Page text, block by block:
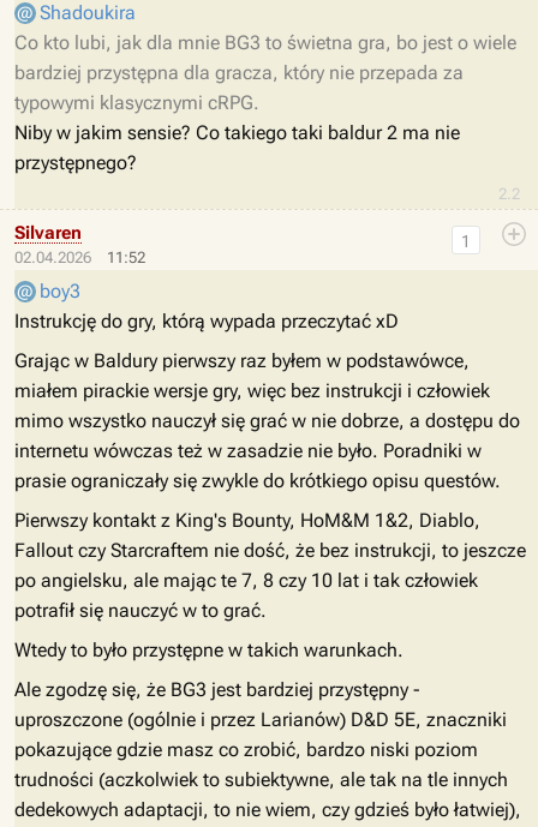
2.2
Shadoukira
Co kto lubi, jak dla mnie BG3 to świetna gra, bo jest o wiele
bardziej przystępna dla gracza, który nie przepada za
typowymi klasycznymi cRPG.
Niby w jakim sensie? Co takiego taki baldur 2 ma nie
przystępnego?
02.04.2026 11:52
1
Silvaren
boy3
Instrukcję do gry, którą wypada przeczytać xD
Grając w Baldury pierwszy raz byłem w podstawówce,
miałem pirackie wersje gry, więc bez instrukcji i człowiek
mimo wszystko nauczył się grać w nie dobrze, a dostępu do
internetu wówczas też w zasadzie nie było. Poradniki w
prasie ograniczały się zwykle do krótkiego opisu questów.
Pierwszy kontakt z King's Bounty, HoM&M 1&2, Diablo,
Fallout czy Starcraftem nie dość, że bez instrukcji, to jeszcze
po angielsku, ale mając te 7, 8 czy 10 lat i tak człowiek
potrafił się nauczyć w to grać.
Wtedy to było przystępne w takich warunkach.
Ale zgodzę się, że BG3 jest bardziej przystępny -
uproszczone (ogólnie i przez Larianów) D&D 5E, znaczniki
pokazujące gdzie masz co zrobić, bardzo niski poziom
trudności (aczkolwiek to subiektywne, ale tak na tle innych
dedekowych adaptacji, to nie wiem, czy gdzieś było łatwiej),